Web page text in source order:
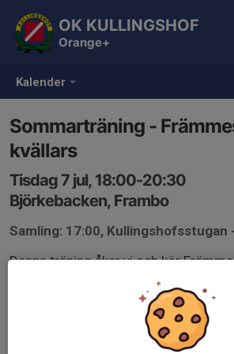
Kalender
OK KULLINGSHOF
Orange+
Sommarträning -
kvällars
Tisdag 7 jul, 18:00-20:30
Björkebacken, Frambo
Samling: 17:00, Kullingshofsstugan
Denna träning åker vi och kör
Området är samma som Öjetrampet
Glöm inte att anmäla er på Eventor
eventor.orientering.se/Events/Show/